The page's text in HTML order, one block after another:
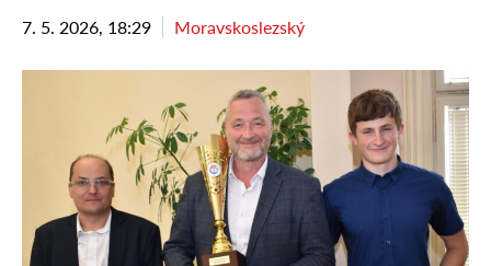
7. 5. 2026, 18:29 Moravskoslezský